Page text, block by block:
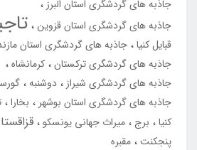
جاذبه های گردشگری استان البرز
جاذبه های گردشگری استان قزوین
قبایل کنیا جاذبه های گردشگری استان
جاذبه های گردشگری ترکستان کرمانشاه
جاذبه های گردشگری شیراز
دوشنبه
جاذبه های گردشگری استان بوشهر
بخارا
کنیا
برج میراث جهانی یونسکو
پنجکنت مقبره